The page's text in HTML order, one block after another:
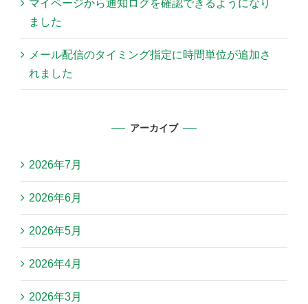
マイページから通知ログを確認できるようになり
ました
メール配信のタイミング指定に時間単位が追加さ
れました
アーカイブ
2026年7月
2026年6月
2026年5月
2026年4月
2026年3月